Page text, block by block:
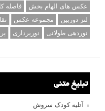
عکس های الهام بخش
فاصله
لنز دوربین
مجموعه عکس
نوردهی طولانی
نورپردازی
تبلیغ متنی
آتلیه کودک سروش